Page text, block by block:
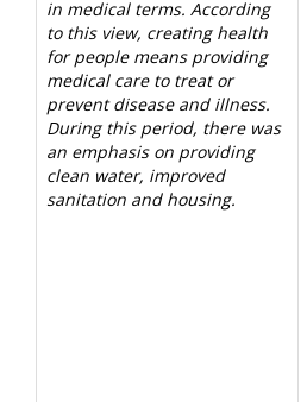
in medical terms. According
to this view, creating health
for people means providing
medical care to treat or
prevent disease and illness.
During this period, there was
an emphasis on providing
clean water, improved
sanitation and housing.